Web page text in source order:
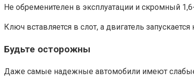
Не обременителен в эксплуатации и скромный
Ключ вставляется в слот, а двигатель запускается
Будьте осторожны
Даже самые надежные автомобили имеют